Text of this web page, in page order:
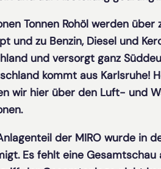
Tonnen Rohöl werden
und zu Benzin, Diesel und
und versorgt ganz
kommt aus Karlsruhe!
wir hier über den Luft- und
der MIRO wurde in
Es fehlt eine